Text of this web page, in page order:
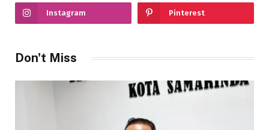
Instagram Pinterest
Don't Miss